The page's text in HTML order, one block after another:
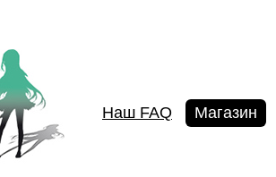
Наш FAQ Магазин